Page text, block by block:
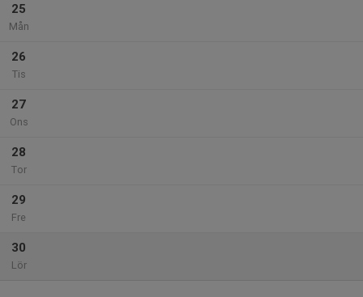
25
Mån
26
Tis
27
Ons
28
Tor
29
Fre
30
Lör